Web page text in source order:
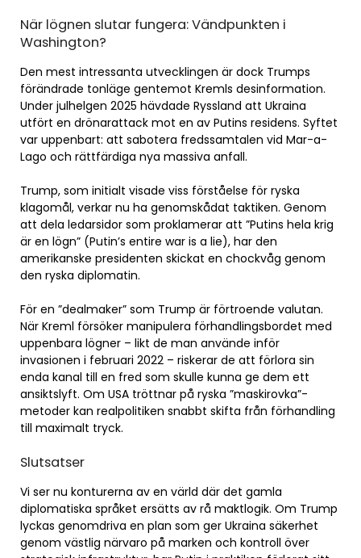
När lögnen slutar fungera: Vändpunkten i
Washington?
Den mest intressanta utvecklingen är dock Trumps
förändrade tonläge gentemot Kremls desinformation.
Under julhelgen 2025 hävdade Ryssland att Ukraina
utfört en drönarattack mot en av Putins residens. Syftet
var uppenbart: att sabotera fredssamtalen vid Mar-a-
Lago och rättfärdiga nya massiva anfall.
Trump, som initialt visade viss förståelse för ryska
klagomål, verkar nu ha genomskådat taktiken. Genom
att dela ledarsidor som proklamerar att ”Putins hela krig
är en lögn” (Putin’s entire war is a lie), har den
amerikanske presidenten skickat en chockvåg genom
den ryska diplomatin.
För en ”dealmaker” som Trump är förtroende valutan.
När Kreml försöker manipulera förhandlingsbordet med
uppenbara lögner – likt de man använde inför
invasionen i februari 2022 – riskerar de att förlora sin
enda kanal till en fred som skulle kunna ge dem ett
ansiktslyft. Om USA tröttnar på ryska ”maskirovka”-
metoder kan realpolitiken snabbt skifta från förhandling
till maximalt tryck.
Slutsatser
Vi ser nu konturerna av en värld där det gamla
diplomatiska språket ersätts av rå maktlogik. Om Trump
lyckas genomdriva en plan som ger Ukraina säkerhet
genom västlig närvaro på marken och kontroll över